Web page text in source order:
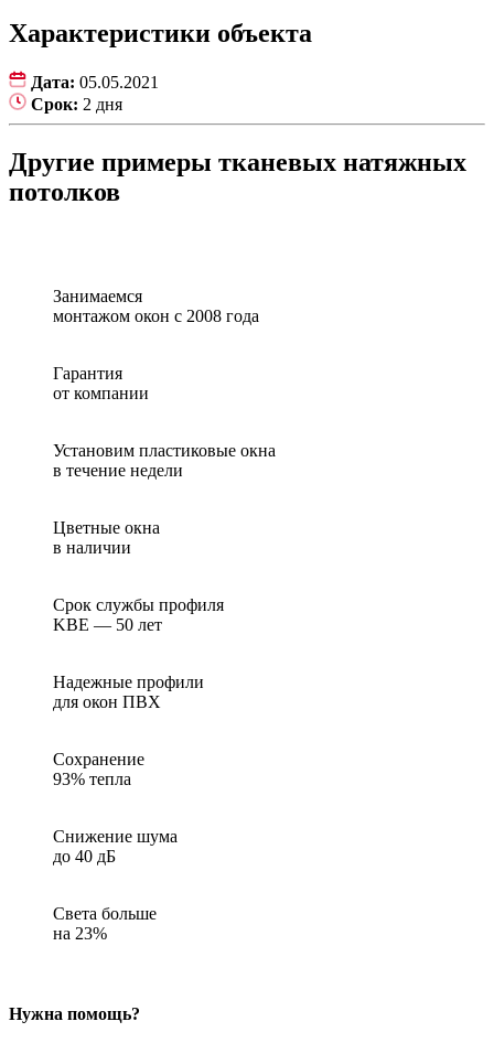
Характеристики объекта
Дата: 05.05.2021
Срок: 2 дня
Другие примеры тканевых натяжных
потолков
Занимаемся
монтажом окон с 2008 года
Гарантия
от компании
Установим пластиковые окна
в течение недели
Цветные окна
в наличии
Срок службы профиля
KBE — 50 лет
Надежные профили
для окон ПВХ
Сохранение
93% тепла
Снижение шума
до 40 дБ
Света больше
на 23%
Нужна помощь?